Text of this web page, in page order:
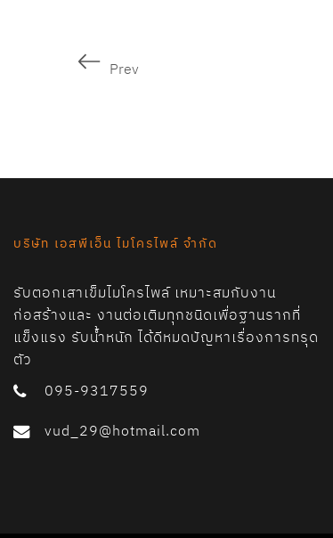
Prev
บริษัท เอสพีเอ็น ไมโครไพล์ จำกัด
รับตอกเสาเข็มไมโครไพล์ เหมาะสมกับงาน
ก่อสร้างและ งานต่อเติมทุกชนิดเพื่อฐานรากที่
แข็งแรง รับน้ำหนัก ได้ดีหมดปัญหาเรื่องการทรุด
ตัว
095-9317559
vud_29@hotmail.com